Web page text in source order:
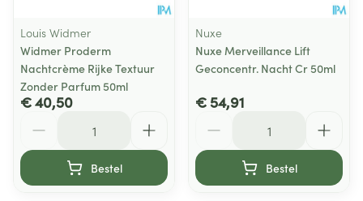
Louis Widmer
Widmer Proderm
Nachtcrème Rijke Textuur
Zonder Parfum 50ml
€ 40,50
Bestel
Nuxe
Nuxe Merveillance Lift
Geconcentr. Nacht Cr 50ml
€ 54,91
Bestel